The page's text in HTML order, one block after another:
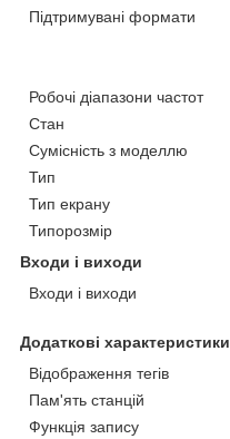
Підтримувані формати
Робочі діапазони частот
Стан
Сумісність з моделлю
Тип
Тип екрану
Типорозмір
Входи і виходи
Входи і виходи
Додаткові характеристики
Відображення тегів
Пам'ять станцій
Функція запису